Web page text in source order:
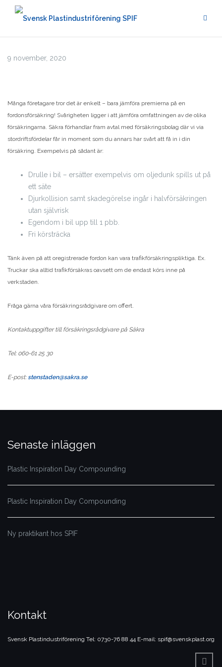
Hoppa
9 november, 2020
Många företagare tror det är enkelt – bara jämföra premierna på en
fordonsförsäkring! Svårigheten ligger i att jämföra omfattningen av de olika
försäkringarna. Säkra förhandlar fram avtal med försäkringsbolag där vi via
stordriftsfördelar får in moment som du annars har svårt att få in i din
försäkring. Exempelvis på sådant är:
Drulle i bil – ersätter exempelvis om oljedunk spills ut på
ett säte
Djurkollision samt skadegörelse ingår i halvförsäkringen
utan självrisk
Egendom i bil upp till 1 pbb.
Fri körsträcka
Tänk även på att oregistrerade fordon kan vara trafikförsäkringspliktiga. Ex.
Truckar ska alltid trafikförsäkras oavsett om de endast körs inne på
verkstaden.
Fråga gärna våra försäkringsrådgivare om offert.
Kontaktuppgifter till försäkringsrådgivare på Säkra
Tel: 060-61 25 30
E-post:stenstaden@sakra.se
Senaste inläggen
Plastic Inspiration Day Compounding
Plastic Inspiration Day Compounding
Ny praktikant hos SPIF
Kontakt
Svensk Plastindustriförening Tel: 0730-76 88 44 E-mail: spif@svenskplast.org